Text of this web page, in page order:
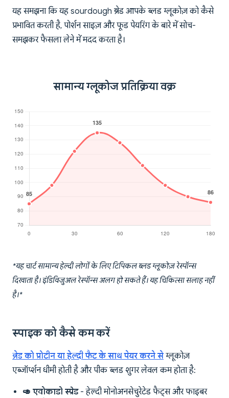
यह समझना कि यह sourdough ब्रेड आपके ब्लड ग्लूकोज़ को कैसे
प्रभावित करती है, पोर्शन साइज़ और फूड पेयरिंग के बारे में सोच-
समझकर फैसला लेने में मदद करता है।
सामान्य ग्लूकोज प्रतिक्रिया वक्र
*यह चार्ट सामान्य हेल्दी लोगों के लिए टिपिकल ब्लड ग्लूकोज़ रेस्पॉन्स
दिखाता है। इंडिविजुअल रेस्पॉन्स अलग हो सकते हैं। यह चिकित्सा सलाह नहीं
है।*
स्पाइक को कैसे कम करें
ब्रेड को प्रोटीन या हेल्दी फैट के साथ पेयर करने से ग्लूकोज़
एब्जॉर्प्शन धीमी होती है और पीक ब्लड शुगर लेवल कम होता है:
🥑 एवोकाडो स्प्रेड- हेल्दी मोनोअनसेचुरेटेड फैट्स और फाइबर